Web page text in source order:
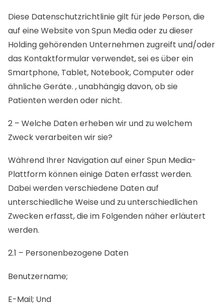
Diese Datenschutzrichtlinie gilt für jede Person, die
auf eine Website von Spun Media oder zu dieser
Holding gehörenden Unternehmen zugreift und/oder
das Kontaktformular verwendet, sei es über ein
Smartphone, Tablet, Notebook, Computer oder
ähnliche Geräte. , unabhängig davon, ob sie
Patienten werden oder nicht.
2 – Welche Daten erheben wir und zu welchem ​​
Zweck verarbeiten wir sie?
Während Ihrer Navigation auf einer Spun Media-
Plattform können einige Daten erfasst werden.
Dabei werden verschiedene Daten auf
unterschiedliche Weise und zu unterschiedlichen
Zwecken erfasst, die im Folgenden näher erläutert
werden.
2.1 – Personenbezogene Daten
Benutzername;
E-Mail; Und